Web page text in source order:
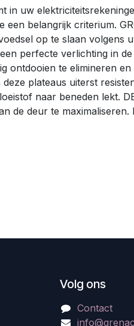
in uw
belangrijk criterium.
op te slaan volgens
perfecte verlichting in
ontdooien te elimineren
plateaus uiterst
naar beneden lekt.
de deur te maximaliseren.
Volg ons
Contact